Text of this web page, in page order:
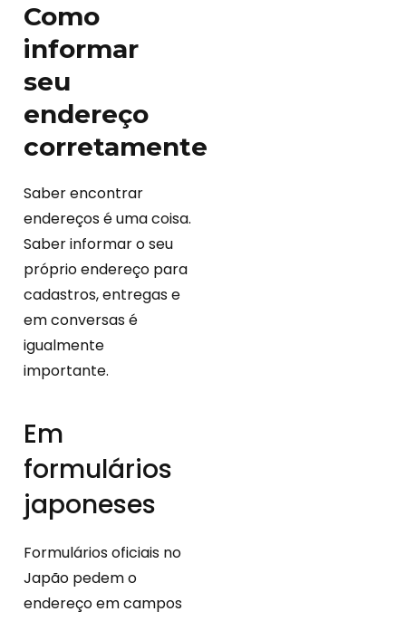
Como
informar
seu
endereço
corretamente
Saber encontrar
endereços é uma coisa.
Saber informar o seu
próprio endereço para
cadastros, entregas e
em conversas é
igualmente
importante.
Em
formulários
japoneses
Formulários oficiais no
Japão pedem o
endereço em campos